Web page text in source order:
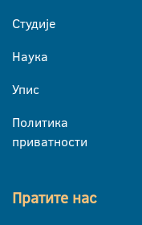
Студије
Наука
Упис
Политика
приватности
Пратите нас